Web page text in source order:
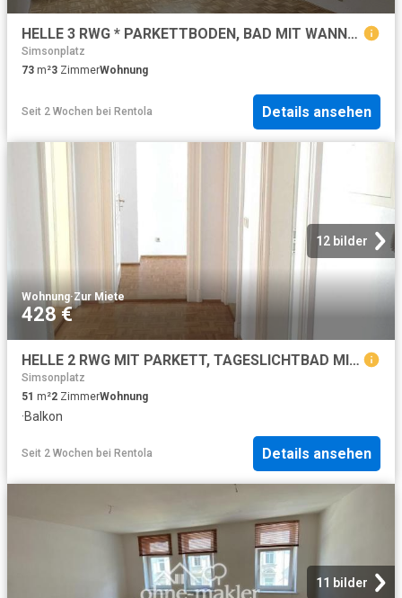
HELLE 3 RWG * PARKETTBODEN, BAD MIT WANNE IN GOHLIS IM DG*WE 15* – I.V.K. GmbH – Immobilien Leipzig
Simsonplatz
73 m²3 ZimmerWohnung
Seit 2 Wochen bei Rentola Details ansehen
12 bilder
Wohnung·Zur Miete
428 €
HELLE 2 RWG MIT PARKETT, TAGESLICHTBAD MIT WANNE UND BALKON IM DG*WE 10* – I.V.K. GmbH – Immobilien Leipzig
Simsonplatz
51 m²2 ZimmerWohnung
·Balkon
Seit 2 Wochen bei Rentola Details ansehen
11 bilder